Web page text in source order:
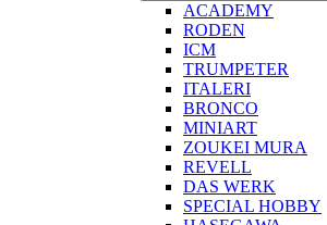
ACADEMY
RODEN
ICM
TRUMPETER
ITALERI
BRONCO
MINIART
ZOUKEI MURA
REVELL
DAS WERK
SPECIAL HOBBY